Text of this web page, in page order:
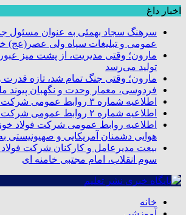
اخبار داغ
سرهنگ سجاد بهمئی به عنوان مسئول
عمومی و تبلیغات سپاه ولی عصر(عج)
مارون؛ وقتی مدیریت، از پشت میز
تولید می‌رسد
مارون؛ وقتی جنگ تمام شد، تازه قدرت
فردوسی، معمار وحدت و نگهبان پیوند
اطلاعیه شماره ۳ روابط عمومی شرکت فولاد خوزستان
اطلاعیه شماره ۲ روابط عمومی شرکت فولاد خوزستان
اطلاعیه روابط عمومی شرکت فولاد
هوایی دشمنان آمریکایی و صهیونیستی
بیعت مدیرعامل و کارکنان شرکت فولاد
سوم انقلاب، امام مجتبی خامنه ای
خانه